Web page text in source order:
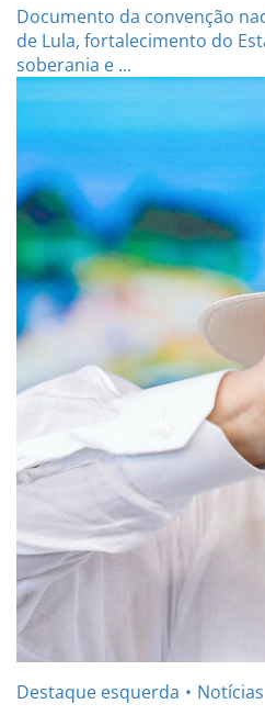
Documento da convenção
de Lula, fortalecimento do
soberania e ...
Destaque esquerda Notícias